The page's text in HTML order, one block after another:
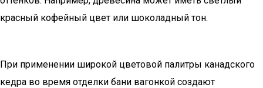
красный кофейный цвет или шоколадный тон.
При применении широкой цветовой палитры канадского
кедра во время отделки бани вагонкой создают